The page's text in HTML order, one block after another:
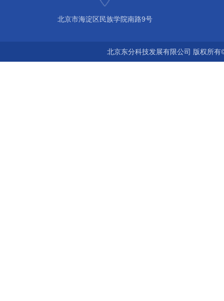
北京市海淀区民族学院南路9号
北京东分科技发展有限公司 版权所